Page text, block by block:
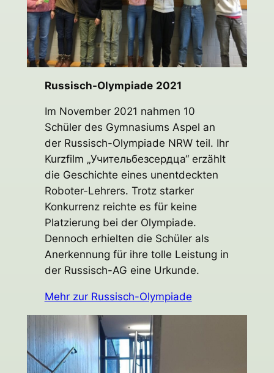
Russisch-Olympiade 2021
Im November 2021 nahmen 10
Schüler des Gymnasiums Aspel an
der Russisch-Olympiade NRW teil. Ihr
Kurzfilm „Учительбезсердца“ erzählt
die Geschichte eines unentdeckten
Roboter-Lehrers. Trotz starker
Konkurrenz reichte es für keine
Platzierung bei der Olympiade.
Dennoch erhielten die Schüler als
Anerkennung für ihre tolle Leistung in
der Russisch-AG eine Urkunde.
Mehr zur Russisch-Olympiade